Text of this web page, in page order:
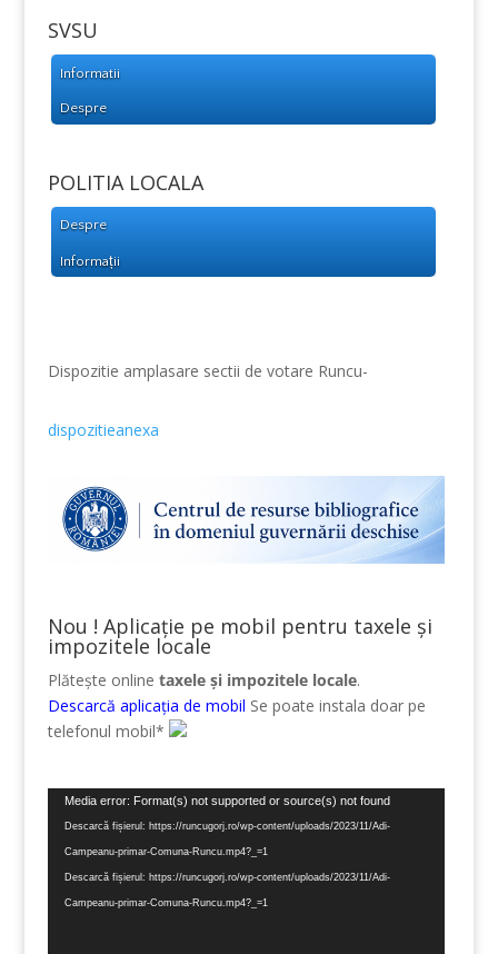
SVSU
Informatii
Despre
POLITIA LOCALA
Despre
Informații
Dispozitie amplasare sectii de votare Runcu-
dispozitieanexa
Nou ! Aplicație pe mobil pentru taxele și
impozitele locale
Plătește online taxele și impozitele locale.
Descarcă aplicația de mobil Se poate instala doar pe
telefonul mobil*
Player
video
Media error: Format(s) not supported or source(s) not found
Descarcă fișierul: https://runcugorj.ro/wp-content/uploads/2023/11/Adi-
Campeanu-primar-Comuna-Runcu.mp4?_=1
Descarcă fișierul: https://runcugorj.ro/wp-content/uploads/2023/11/Adi-
Campeanu-primar-Comuna-Runcu.mp4?_=1